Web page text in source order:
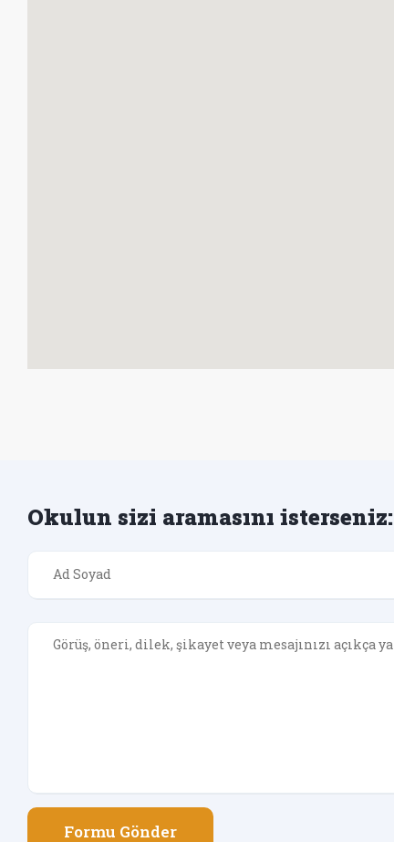
Okulun sizi aramasını isterseniz:
Formu Gönder